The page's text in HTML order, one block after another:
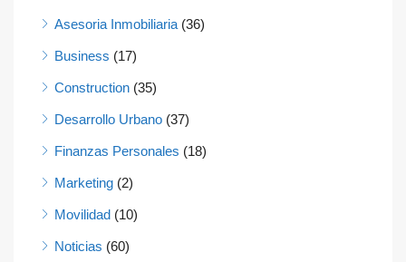
Asesoria Inmobiliaria (36)
Business (17)
Construction (35)
Desarrollo Urbano (37)
Finanzas Personales (18)
Marketing (2)
Movilidad (10)
Noticias (60)